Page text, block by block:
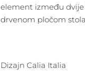
element između
drvenom pločom
Dizajn Calia Italia